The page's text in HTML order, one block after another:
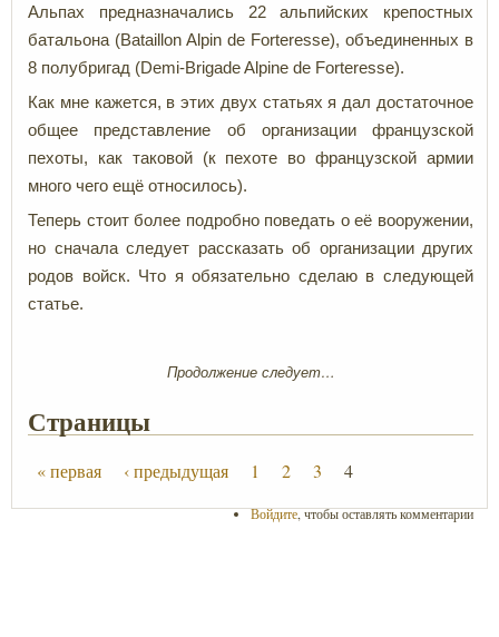
Альпах предназначались 22 альпийских крепостных
батальона (Bataillon Alpin de Forteresse), объединенных в
8 полубригад (Demi-Brigade Alpine de Forteresse).
Как мне кажется, в этих двух статьях я дал достаточное
общее представление об организации французской
пехоты, как таковой (к пехоте во французской армии
много чего ещё относилось).
Теперь стоит более подробно поведать о её вооружении,
но сначала следует рассказать об организации других
родов войск. Что я обязательно сделаю в следующей
статье.
Продолжение следует…
Страницы
« первая ‹ предыдущая 1 2 3 4
Войдите, чтобы оставлять комментарии